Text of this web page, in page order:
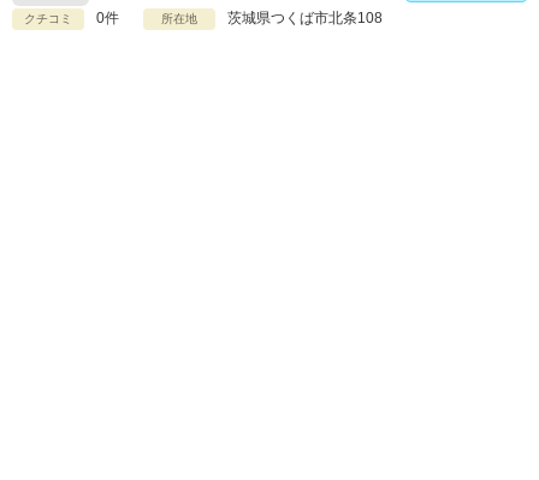
クチコミ 0件 所在地 茨城県つくば市北条108